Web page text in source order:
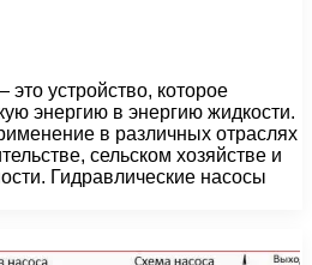
устройство, которое
энергию в энергию жидкости.
в различных отраслях
сельском хозяйстве и
Гидравлические насосы